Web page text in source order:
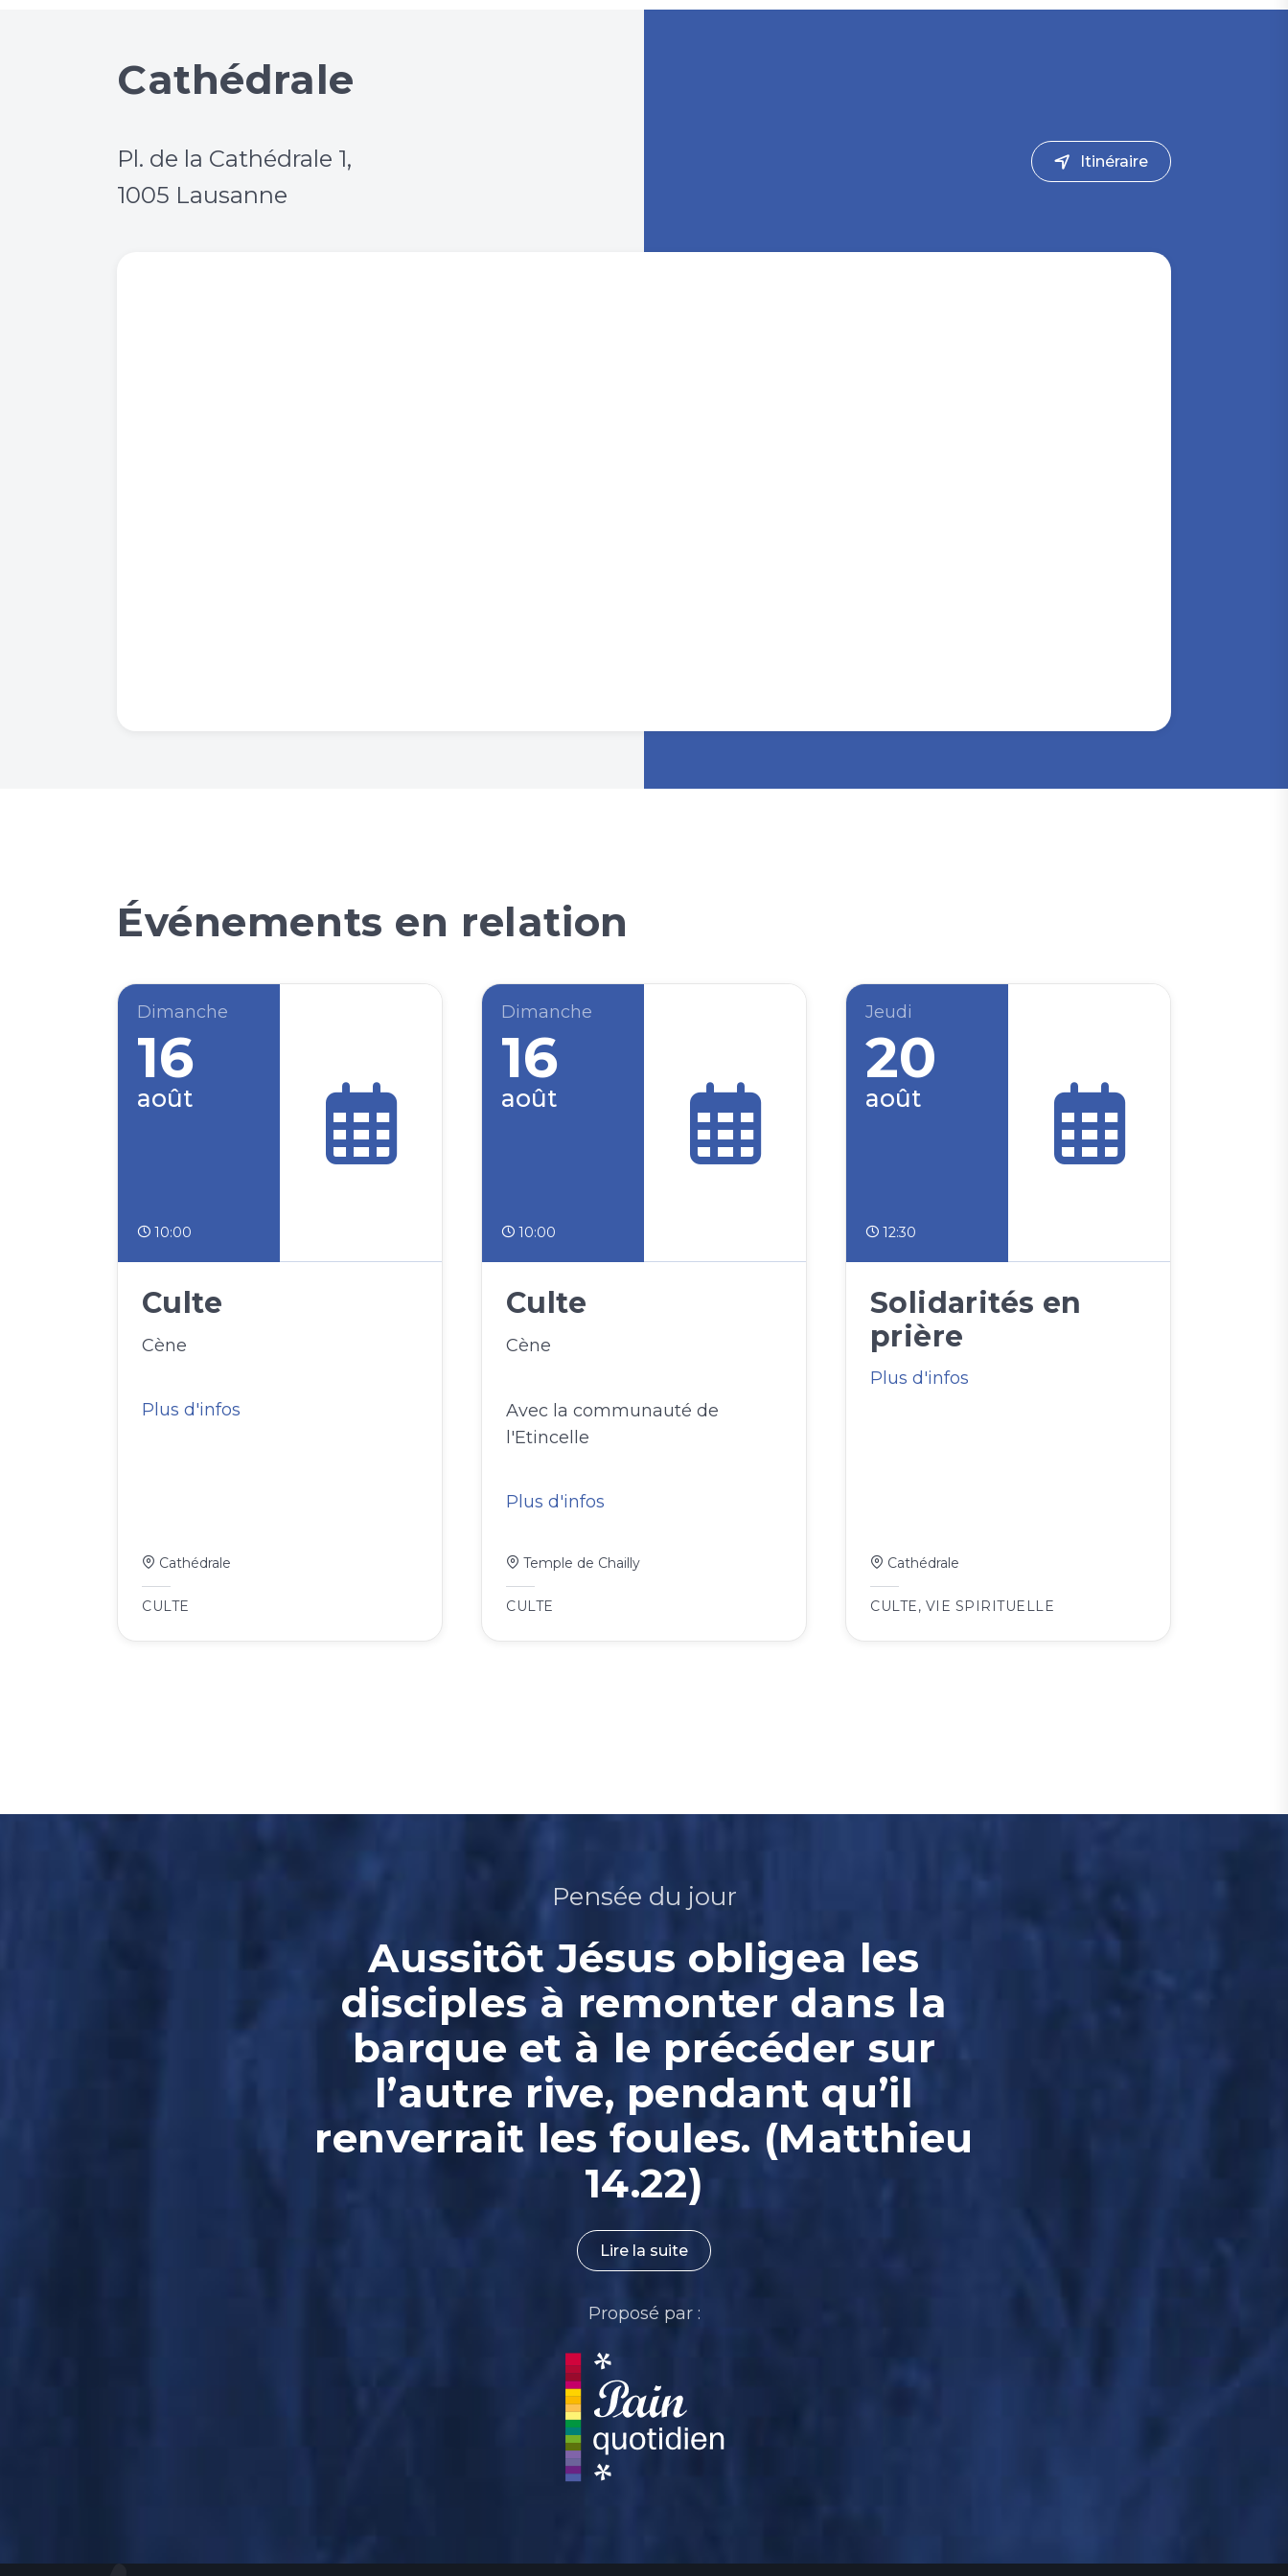
Cathédrale
Pl. de la Cathédrale 1,
1005 Lausanne
Itinéraire
Événements en relation
Dimanche
16
août
10:00
Culte
Cène
Plus d'infos
Cathédrale
CULTE
Dimanche
16
août
10:00
Culte
Cène
Avec la communauté de
l'Etincelle
Plus d'infos
Temple de Chailly
CULTE
Jeudi
20
août
12:30
Solidarités en
prière
Plus d'infos
Cathédrale
CULTE, VIE SPIRITUELLE
Pensée du jour
Aussitôt Jésus obligea les
disciples à remonter dans la
barque et à le précéder sur
l’autre rive, pendant qu’il
renverrait les foules. (Matthieu
14.22)
Lire la suite
Proposé par :